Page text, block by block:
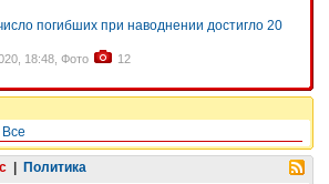
погибших при наводнении достигло 20
18:48, Фото 12
Все
| Политика